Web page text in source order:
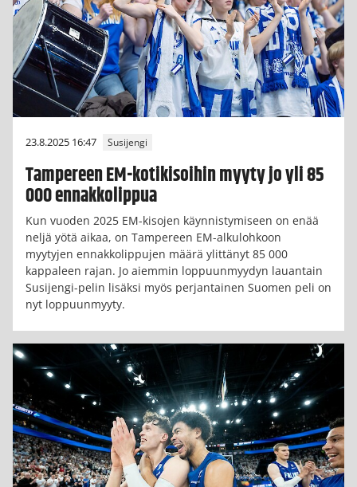
23.8.2025 16:47 Susijengi
Tampereen EM-kotikisoihin myyty jo yli 85
000 ennakkolippua
Kun vuoden 2025 EM-kisojen käynnistymiseen on enää
neljä yötä aikaa, on Tampereen EM-alkulohkoon
myytyjen ennakkolippujen määrä ylittänyt 85 000
kappaleen rajan. Jo aiemmin loppuunmyydyn lauantain
Susijengi-pelin lisäksi myös perjantainen Suomen peli on
nyt loppuunmyyty.